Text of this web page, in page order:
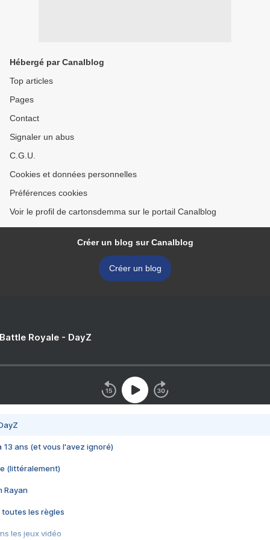
Hébergé par Canalblog
Top articles
Pages
Contact
Signaler un abus
C.G.U.
Cookies et données personnelles
Préférences cookies
Voir le profil de cartonsdemma sur le portail Canalblog
Créer un blog sur Canalblog
Créer un blog
Royale - DayZ
13 ans (et vous l'avez ignoré)
(littéralement)
Rayan
toutes les règles
les jeux vidéo